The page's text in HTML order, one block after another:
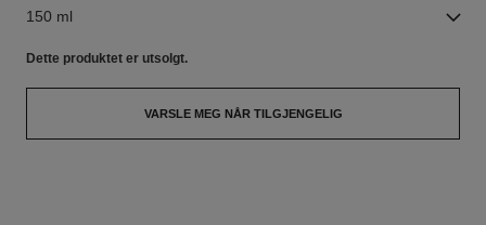
150 ml
Dette produktet er utsolgt.
VARSLE MEG NÅR TILGJENGELIG